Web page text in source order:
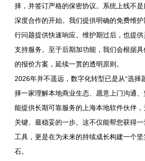
择，并签订严格的保密协议。系统上线不
深度合作的开始。我们提供明确的免费维
行问题提供快速响应。维护期过后，也提
支持服务。至于后期加功能，我们会根据
的报价方案，延续一贯的透明原则。
2026年并不遥远，数字化转型已是从“选择
择一家理解本地商业生态、愿意上门沟通
能提供长期可靠服务的上海本地软件伙伴
关键、最稳妥的一步。这不仅能帮您获得
工具，更是在为未来的持续成长构建一个
石。